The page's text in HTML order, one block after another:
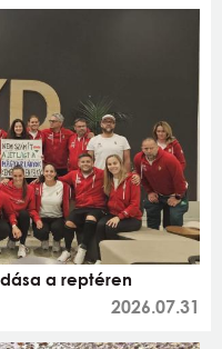
a reptéren
2026.07.31